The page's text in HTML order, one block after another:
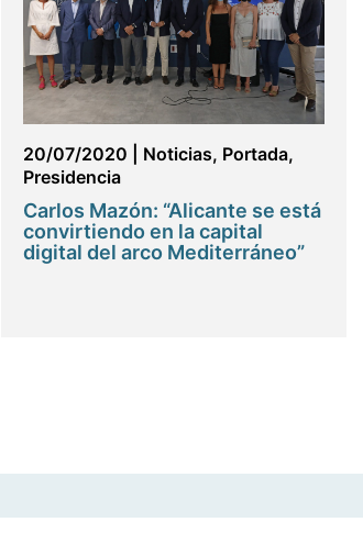
20/07/2020 Noticias, Portada,
Presidencia
Carlos Mazón: “Alicante se está
convirtiendo en la capital
digital del arco Mediterráneo”